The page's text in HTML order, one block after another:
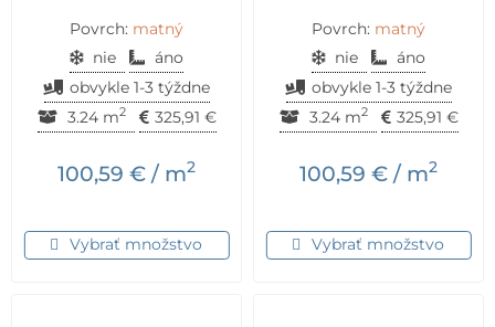
Povrch: matný
nie
áno
obvykle 1-3 týždne
3.24 m2 325,91 €
100,59 € / m2
Vybrať množstvo
Povrch: matný
nie
áno
obvykle 1-3 týždne
3.24 m2 325,91 €
100,59 € / m2
Vybrať množstvo